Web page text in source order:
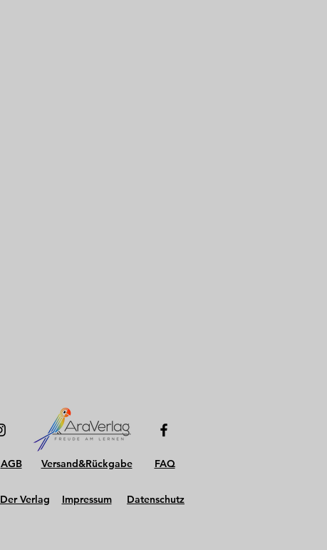
Versand&Rückgabe
AGB FAQ
Der Verlag Impressum Datenschutz